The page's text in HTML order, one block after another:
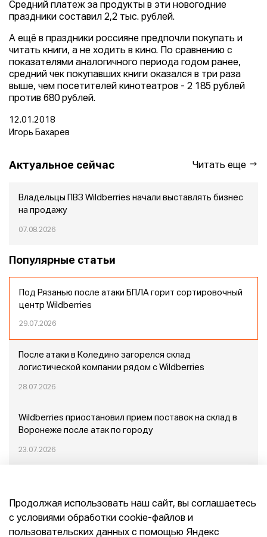
Средний платеж за продукты в эти новогодние
праздники составил 2,2 тыс. рублей.
А ещё в праздники россияне предпочли покупать и
читать книги, а не ходить в кино. По сравнению с
показателями аналогичного периода годом ранее,
средний чек покупавших книги оказался в три раза
выше, чем посетителей кинотеатров - 2 185 рублей
против 680 рублей.
12.01.2018
Игорь Бахарев
Актуальное сейчас Читать еще
Владельцы ПВЗ Wildberries начали выставлять бизнес
на продажу
07.08.2026
Популярные статьи
Под Рязанью после атаки БПЛА горит сортировочный
центр Wildberries
29.07.2026
После атаки в Коледино загорелся склад
логистической компании рядом с Wildberries
28.07.2026
Wildberries приостановил прием поставок на склад в
Воронеже после атак по городу
23.07.2026
Продолжая использовать наш сайт, вы соглашаетесь
с условиями обработки cookie-файлов и
пользовательских данных с помощью Яндекс